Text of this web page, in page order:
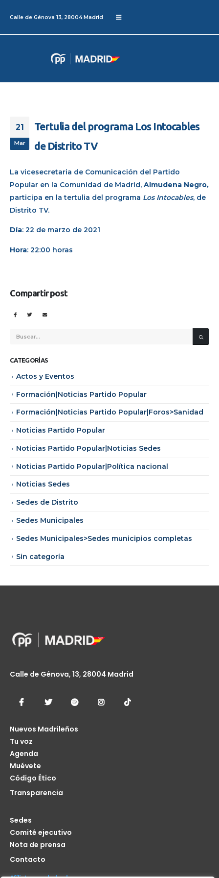
Calle de Génova 13, 28004 Madrid
21
Mar
Tertulia del programa Los Intocables
de Distrito TV
La vicesecretaria de Comunicación del Partido
Popular en la Comunidad de Madrid, Almudena Negro,
participa en la tertulia del programa Los Intocables, de
Distrito TV.
Día: 22 de marzo de 2021
Hora: 22:00 horas
Compartir post
CATEGORÍAS
Actos y Eventos
Formación|Noticias Partido Popular
Formación|Noticias Partido Popular|Foros>Sanidad
Noticias Partido Popular
Noticias Partido Popular|Noticias Sedes
Noticias Partido Popular|Política nacional
Noticias Sedes
Sedes de Distrito
Sedes Municipales
Sedes Municipales>Sedes municipios completas
Sin categoría
Calle de Génova, 13, 28004 Madrid
Nuevos Madrileños
Tu voz
Agenda
Muévete
Código Ético
Transparencia
Sedes
Comité ejecutivo
Nota de prensa
Contacto